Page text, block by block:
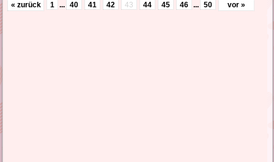
« zurück 1 ... 40 41 42 43 44 45 46 ... 50 vor »